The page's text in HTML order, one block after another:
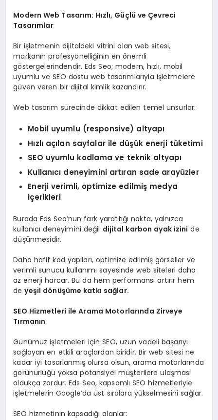
Modern Web Tasarım: Hızlı, Güçlü ve Çevreci
Tasarımlar
Bir işletmenin dijitaldeki vitrini olan web sitesi,
markanın profesyonelliğinin en önemli
göstergelerindendir. Eds Seo; modern, hızlı, mobil
uyumlu ve SEO dostu web tasarımlarıyla işletmelere
güven veren bir dijital kimlik kazandırır.
Web tasarım sürecinde dikkat edilen temel unsurlar:
Mobil uyumlu (responsive) altyapı
Hızlı açılan sayfalar ile düşük enerji tüketimi
SEO uyumlu kodlama ve teknik altyapı
Kullanıcı deneyimini artıran sade arayüzler
Enerji verimli, optimize edilmiş medya
içerikleri
Burada Eds Seo’nun fark yarattığı nokta, yalnızca
kullanıcı deneyimini değil dijital karbon ayak izini de
düşünmesidir.
Daha hafif kod yapıları, optimize edilmiş görseller ve
verimli sunucu kullanımı sayesinde web siteleri daha
az enerji harcar. Bu da hem performansı artırır hem
deyeşil dönüşüme katkı sağlar.
SEO Hizmetleri ile Arama Motorlarında Zirveye
Tırmanın
Günümüz işletmeleri için SEO, uzun vadeli başarıyı
sağlayan en etkili araçlardan biridir. Bir web sitesi ne
kadar iyi tasarlanmış olursa olsun, arama motorlarında
görünürlüğü yoksa potansiyel müşterilere ulaşması
oldukça zordur. Eds Seo, kapsamlı SEO hizmetleriyle
işletmelerin Google’da üst sıralara yükselmesini sağlar.
SEO hizmetinin kapsadığı alanlar: